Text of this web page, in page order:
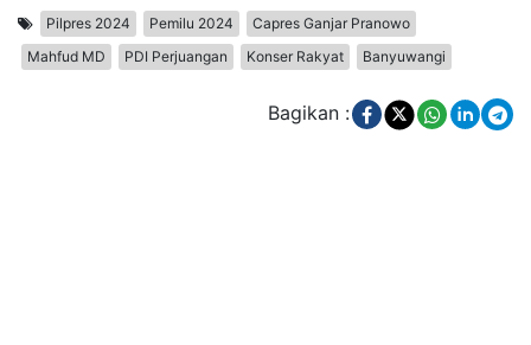
Pilpres 2024 Pemilu 2024
Capres Ganjar Pranowo
Mahfud MD
PDI Perjuangan Konser Rakyat Banyuwangi
Bagikan :